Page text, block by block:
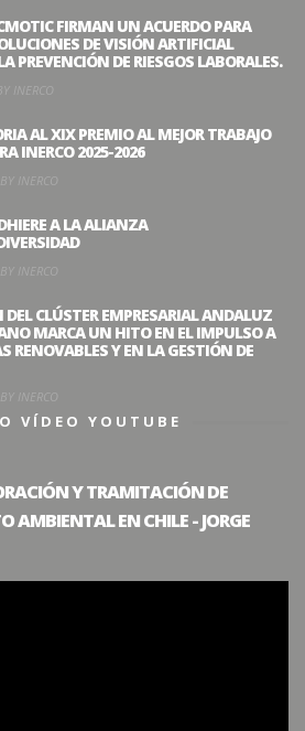
FIRMAN UN ACUERDO PARA
DE VISIÓN ARTIFICIAL
PREVENCIÓN DE RIESGOS LABORALES.
INERCO
AL XIX PREMIO AL MEJOR TRABAJO
INERCO 2025-2026
BY INERCO
A LA ALIANZA
BY INERCO
DEL CLÚSTER EMPRESARIAL ANDALUZ
MARCA UN HITO EN EL IMPULSO A
RENOVABLES Y EN LA GESTIÓN DE
BY INERCO
VÍDEO YOUTUBE
Y TRAMITACIÓN DE
AMBIENTAL EN CHILE - JORGE